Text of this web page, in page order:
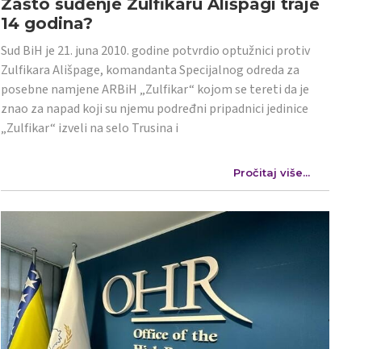
14 godina?
Sud BiH je 21. juna 2010. godine potvrdio optužnici protiv
Zulfikara Ališpage, komandanta Specijalnog odreda za
posebne namjene ARBiH „Zulfikar“ kojom se tereti da je
znao za napad koji su njemu podređni pripadnici jedinice
„Zulfikar“ izveli na selo Trusina i
Pročitaj više...